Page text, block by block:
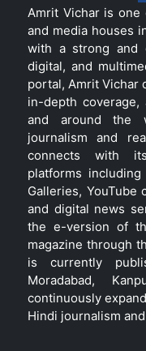
Amrit Vichar is one
and media houses
with a strong and
digital, and
portal, Amrit Vichar
in-depth
and around the
journalism and
connects with
platforms
Galleries, YouTube
and digital news
the e-version of
magazine through
is currently
Moradabad,
continuously
Hindi journalism